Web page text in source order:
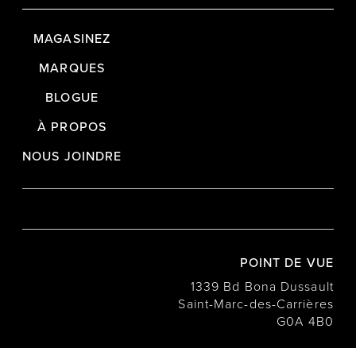
MAGASINEZ
MARQUES
BLOGUE
À PROPOS
NOUS JOINDRE
POINT DE VUE
1339 Bd Bona Dussault
Saint-Marc-des-Carrières
G0A 4B0